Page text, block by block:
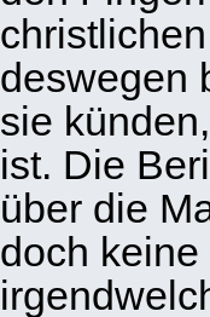
deswegen
sie
ist. Die
über die
doch